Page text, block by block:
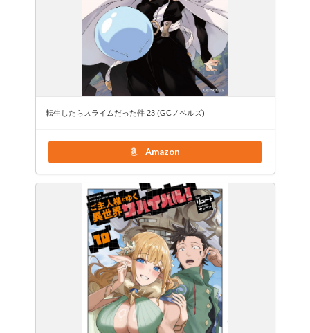
転生したらスライムだった件 23 (GCノベルズ)
Amazon